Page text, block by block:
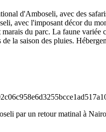
d'Amboseli, avec des
avec l'imposant décor du
du parc. La faune variée
la saison des pluies.
par un retour matinal à